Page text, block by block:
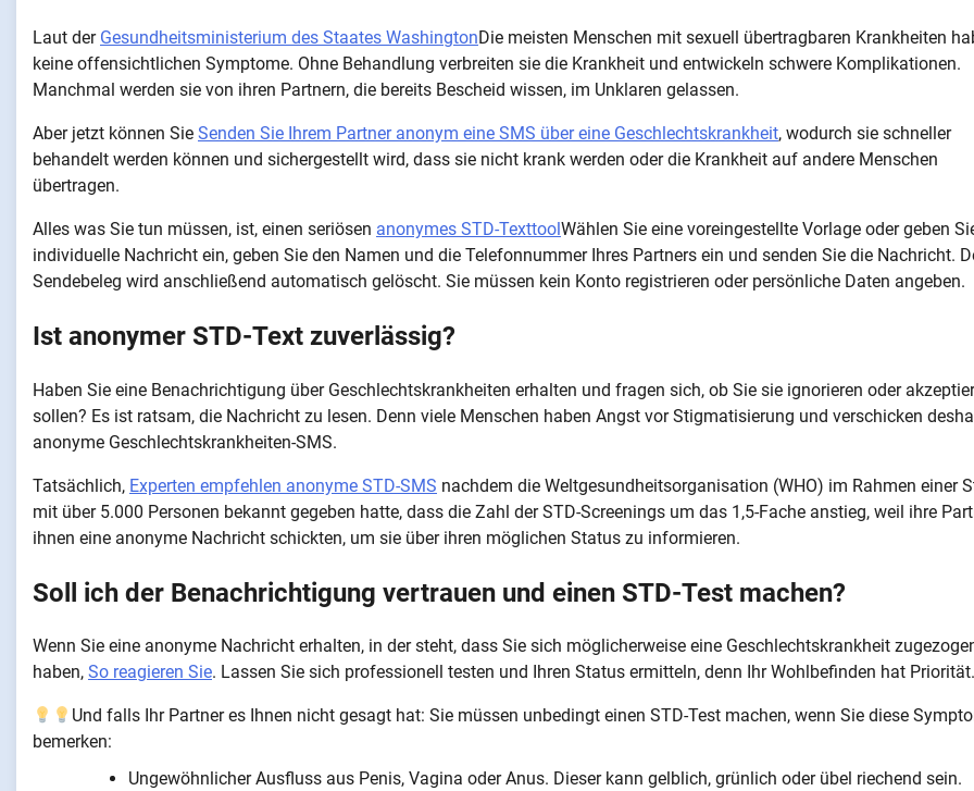
Laut der Gesundheitsministerium des Staates WashingtonDie meisten Menschen mit sexuell übertragbaren Krankheiten
keine offensichtlichen Symptome. Ohne Behandlung verbreiten sie die Krankheit und entwickeln schwere Komplikationen.
Manchmal werden sie von ihren Partnern, die bereits Bescheid wissen, im Unklaren gelassen.
Aber jetzt können Sie Senden Sie Ihrem Partner anonym eine SMS über eine Geschlechtskrankheit, wodurch sie schneller
behandelt werden können und sichergestellt wird, dass sie nicht krank werden oder die Krankheit auf andere Menschen
übertragen.
Alles was Sie tun müssen, ist, einen seriösen anonymes STD-TexttoolWählen Sie eine voreingestellte Vorlage oder geben
individuelle Nachricht ein, geben Sie den Namen und die Telefonnummer Ihres Partners ein und senden Sie die Nachricht.
Sendebeleg wird anschließend automatisch gelöscht. Sie müssen kein Konto registrieren oder persönliche Daten angeben.
Ist anonymer STD-Text zuverlässig?
Haben Sie eine Benachrichtigung über Geschlechtskrankheiten erhalten und fragen sich, ob Sie sie ignorieren oder
sollen? Es ist ratsam, die Nachricht zu lesen. Denn viele Menschen haben Angst vor Stigmatisierung und verschicken
anonyme Geschlechtskrankheiten-SMS.
Tatsächlich, Experten empfehlen anonyme STD-SMS nachdem die Weltgesundheitsorganisation (WHO) im Rahmen einer
mit über 5.000 Personen bekannt gegeben hatte, dass die Zahl der STD-Screenings um das 1,5-Fache anstieg, weil ihre
ihnen eine anonyme Nachricht schickten, um sie über ihren möglichen Status zu informieren.
Soll ich der Benachrichtigung vertrauen und einen STD-Test machen?
Wenn Sie eine anonyme Nachricht erhalten, in der steht, dass Sie sich möglicherweise eine Geschlechtskrankheit
haben, So reagieren Sie. Lassen Sie sich professionell testen und Ihren Status ermitteln, denn Ihr Wohlbefinden hat Priorität.
Und falls Ihr Partner es Ihnen nicht gesagt hat: Sie müssen unbedingt einen STD-Test machen, wenn Sie diese
bemerken:
Ungewöhnlicher Ausfluss aus Penis, Vagina oder Anus. Dieser kann gelblich, grünlich oder übel riechend sein.